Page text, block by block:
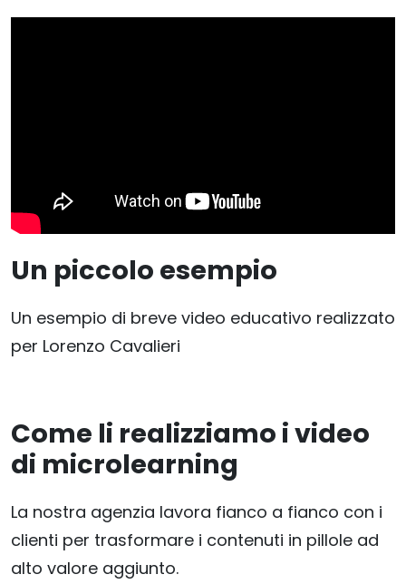
Un piccolo esempio
Un esempio di breve video educativo realizzato
per Lorenzo Cavalieri
Come li realizziamo i video
di microlearning
La nostra agenzia lavora fianco a fianco con i
clienti per trasformare i contenuti in pillole ad
alto valore aggiunto.